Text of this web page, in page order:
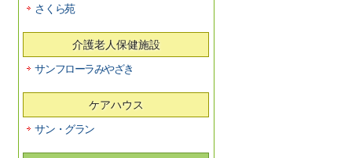
さくら苑
介護老人保健施設
サンフローラみやざき
ケアハウス
サン・グラン